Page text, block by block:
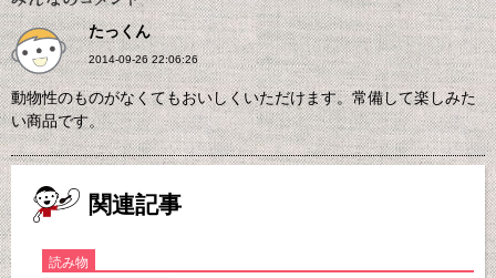
たっくん
2014-09-26 22:06:26
動物性のものがなくてもおいしくいただけます。常備して楽しみた
い商品です。
関連記事
読み物